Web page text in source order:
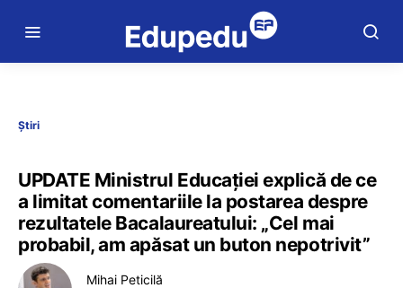
Știri
UPDATE Ministrul Educației explică de ce
a limitat comentariile la postarea despre
rezultatele Bacalaureatului: „Cel mai
probabil, am apăsat un buton nepotrivit”
Mihai Peticilă